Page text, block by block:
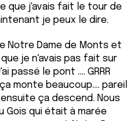
que j'avais fait le tour de
je peux le dire.
Notre Dame de Monts et
je n'avais pas fait sur
passé le pont .... GRRR
monte beaucoup.... pareil
ça descend. Nous
Gois qui était à marée